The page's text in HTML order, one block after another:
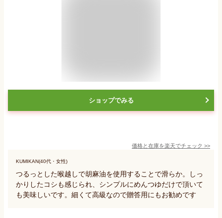
ショップでみる
価格と在庫を楽天でチェック >>
KUMIKAN(40代・女性)
つるっとした喉越しで胡麻油を使用することで滑らか。しっ
かりしたコシも感じられ、シンプルにめんつゆだけで頂いて
も美味しいです。細くて高級なので贈答用にもお勧めです